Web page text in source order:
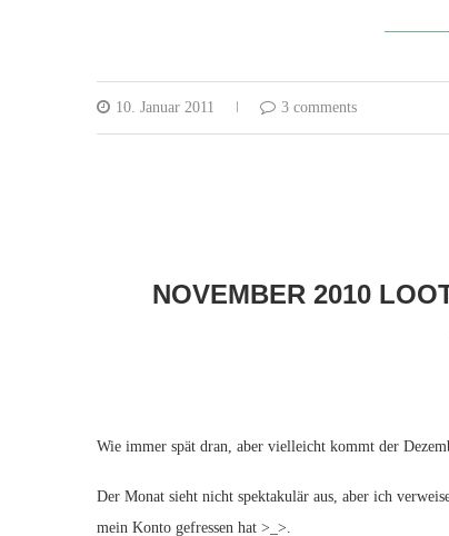
10. Januar 2011 3 comments
NOVEMBER 2010
Wie immer spät dran, aber vielleicht kommt der
Der Monat sieht nicht spektakulär aus, aber ich
mein Konto gefressen hat >_>.